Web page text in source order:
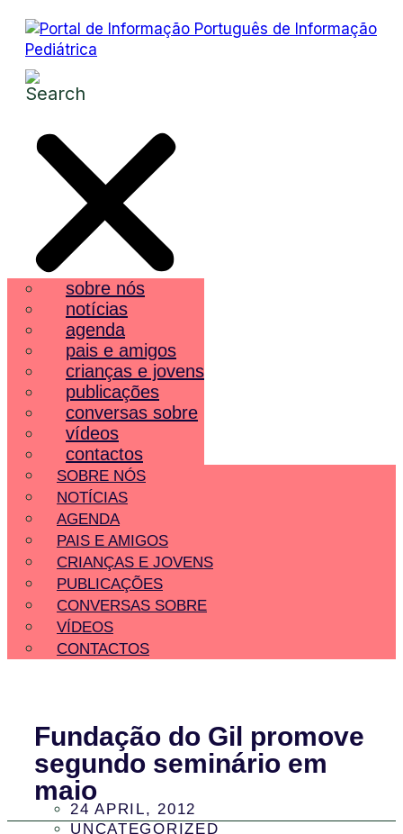
sobre nós
notícias
agenda
pais e amigos
crianças e jovens
publicações
conversas sobre
vídeos
contactos
SOBRE NÓS
NOTÍCIAS
AGENDA
PAIS E AMIGOS
CRIANÇAS E JOVENS
PUBLICAÇÕES
CONVERSAS SOBRE
VÍDEOS
CONTACTOS
Fundação do Gil promove
segundo seminário em
maio
24 APRIL, 2012
UNCATEGORIZED